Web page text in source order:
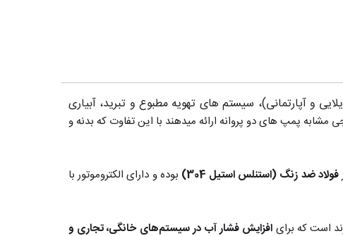
و آپارتمانی)، سیستم های تهویه مطبوع و تبرید، آبیاری
مشابه پمپ های دو پروانه ارائه میدهند با این تفاوت که بدنه و
فولاد ضد زنگ (استنلس استیل 304)
بوده و دارای الکتروموتور با
است که برای افزایش فشار آب در سیستم‌های خانگی، تجاری و